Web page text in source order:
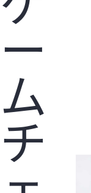
ー
ム
チ